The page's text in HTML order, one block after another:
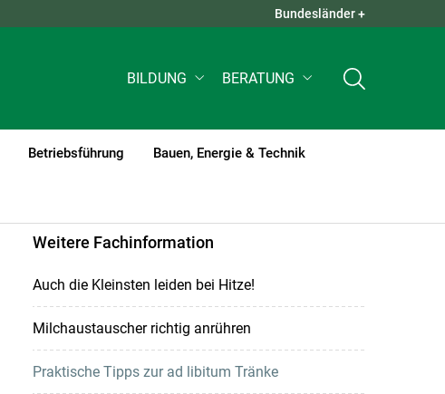
QUICK LINKS +
Bundesländer +
BILDUNG BERATUNG
Betriebsführung Bauen, Energie & Technik
Weitere Fachinformation
Auch die Kleinsten leiden bei Hitze!
Milchaustauscher richtig anrühren
Praktische Tipps zur ad libitum Tränke